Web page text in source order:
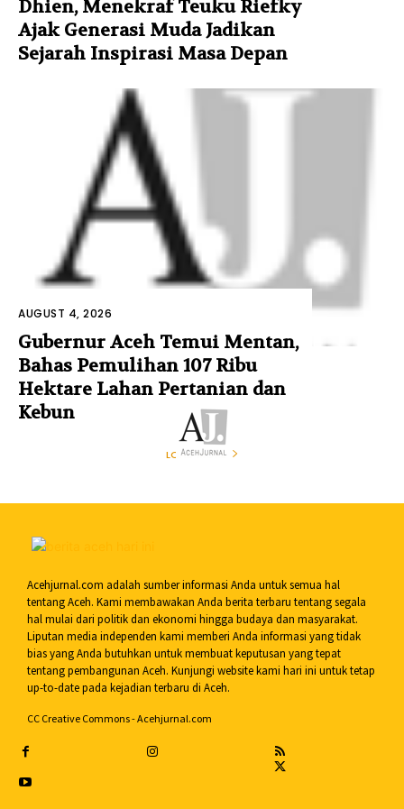
Dhien, Menekraf Teuku Riefky
Ajak Generasi Muda Jadikan
Sejarah Inspirasi Masa Depan
AUGUST 4, 2026
Gubernur Aceh Temui Mentan,
Bahas Pemulihan 107 Ribu
Hektare Lahan Pertanian dan
Kebun
LOAD MORE
Acehjurnal.com adalah sumber informasi Anda untuk semua hal
tentang Aceh. Kami membawakan Anda berita terbaru tentang segala
hal mulai dari politik dan ekonomi hingga budaya dan masyarakat.
Liputan media independen kami memberi Anda informasi yang tidak
bias yang Anda butuhkan untuk membuat keputusan yang tepat
tentang pembangunan Aceh. Kunjungi website kami hari ini untuk tetap
up-to-date pada kejadian terbaru di Aceh.
CC Creative Commons - Acehjurnal.com